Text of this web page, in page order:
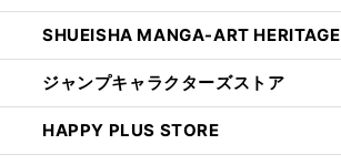
SHUEISHA MANGA-ART HERITAGE
ジャンプキャラクターズストア
HAPPY PLUS STORE